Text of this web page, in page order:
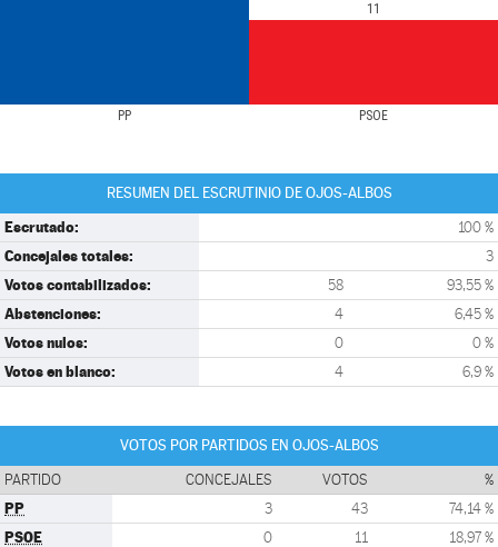
PP PSOE
11
RESUMEN DEL ESCRUTINIO DE OJOS-ALBOS
Escrutado: 100 %
Concejales totales: 3
Votos contabilizados: 58 93,55 %
Abstenciones: 4 6,45 %
Votos nulos: 0 0 %
Votos en blanco: 4 6,9 %
VOTOS POR PARTIDOS EN OJOS-ALBOS
PARTIDO CONCEJALES VOTOS %
PP 3 43 74,14 %
PSOE 0 11 18,97 %